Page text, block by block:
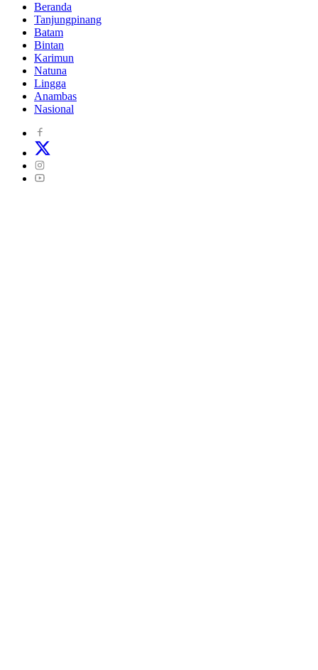
Beranda
Tanjungpinang
Batam
Bintan
Karimun
Natuna
Lingga
Anambas
Nasional